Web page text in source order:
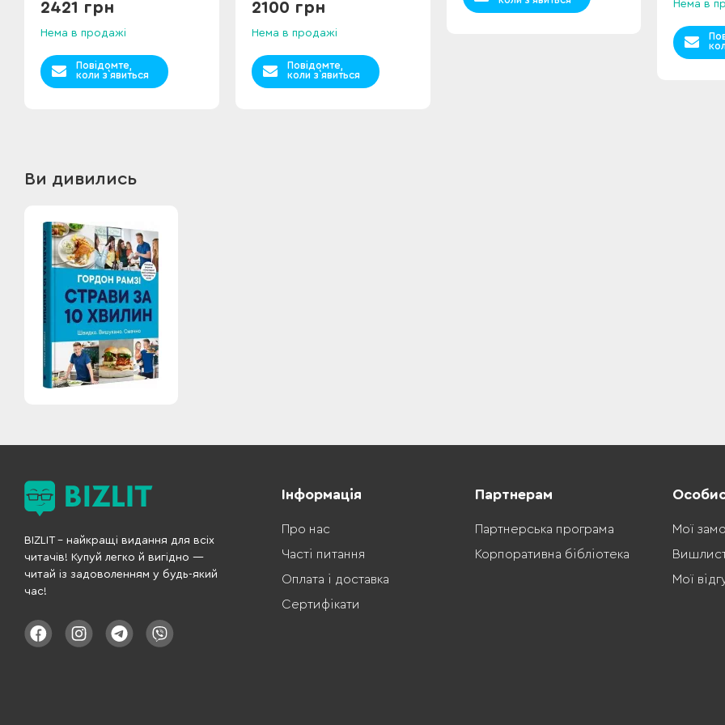
2421 грн
Нема в продажі
Повідомте,
коли з`явиться
2100 грн
Нема в продажі
Повідомте,
коли з`явиться
Нема в
Ви дивились
BIZLIT – найкращі видання для всіх
читачів! Купуй легко й вигідно —
читай із задоволенням у будь-який
час!
Інформація
Про нас
Часті питання
Оплата і доставка
Сертифікати
Партнерам
Партнерська програма
Корпоративна бібліотека
Мої
Мої